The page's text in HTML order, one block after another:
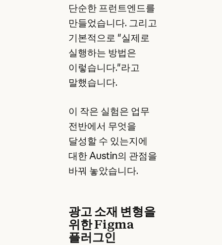
단순한 프런트엔드를
만들었습니다. 그리고
기본적으로 "실제로
실행하는 방법은
이렇습니다."라고
말했습니다.
이 작은 실험은 업무
전반에서 무엇을
달성할 수 있는지에
대한 Austin의 관점을
바꿔 놓았습니다.
광고 소재 변형을
위한 Figma
플러그인